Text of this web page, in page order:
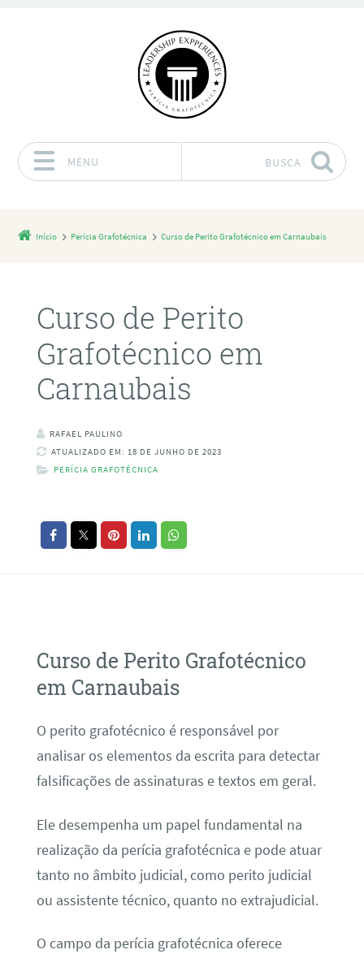
MENU BUSCA
Início Perícia Grafotécnica Curso de Perito Grafotécnico em Carnaubais
Curso de Perito
Grafotécnico em
Carnaubais
RAFAEL PAULINO
ATUALIZADO EM: 18 DE JUNHO DE 2023
PERÍCIA GRAFOTÉCNICA
Curso de Perito Grafotécnico
em Carnaubais
O perito grafotécnico é responsável por
analisar os elementos da escrita para detectar
falsificações de assinaturas e textos em geral.
Ele desempenha um papel fundamental na
realização da perícia grafotécnica e pode atuar
tanto no âmbito judicial, como perito judicial
ou assistente técnico, quanto no extrajudicial.
O campo da perícia grafotécnica oferece